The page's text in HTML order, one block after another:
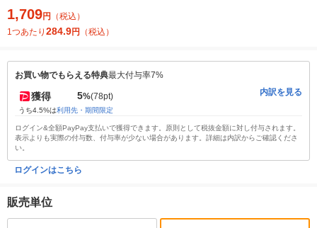
1,709円
（税込）
1つあたり 284.9円 （税込）
お買い物でもらえる特典最大付与率7%
獲得 5%(78pt)
うち4.5%は利用先・期間限定
内訳を見る
ログイン&全額PayPay支払いで獲得できます。原則として税抜金額に対し付与されます。
表示よりも実際の付与数、付与率が少ない場合があります。詳細は内訳からご確認くださ
い。
ログインはこちら
販売単位